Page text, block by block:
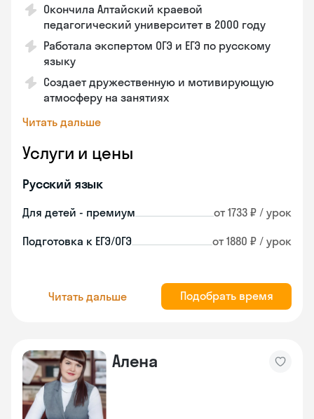
Окончила Алтайский краевой
педагогический университет в 2000 году
Работала экспертом ОГЭ и ЕГЭ по русскому
языку
Создает дружественную и мотивирующую
атмосферу на занятиях
Читать дальше
Услуги и цены
Русский язык
Для детей - премиум от 1733 ₽ / урок
Подготовка к ЕГЭ/ОГЭ от 1880 ₽ / урок
Читать дальше Подобрать время
Алена